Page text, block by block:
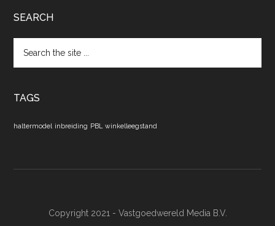
SEARCH
the
TAGS
haltermodel inbreiding PBL winkelleegstand
Copyright 2021 - Vastgoedwereld Media B.V.